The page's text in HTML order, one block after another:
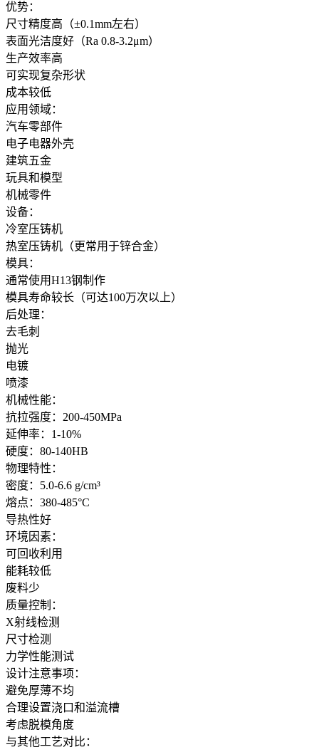
优势：
尺寸精度高（±0.1mm左右）
表面光洁度好（Ra 0.8-3.2μm）
生产效率高
可实现复杂形状
成本较低
应用领域：
汽车零部件
电子电器外壳
建筑五金
玩具和模型
机械零件
设备：
冷室压铸机
热室压铸机（更常用于锌合金）
模具：
通常使用H13钢制作
模具寿命较长（可达100万次以上）
后处理：
去毛刺
抛光
电镀
喷漆
机械性能：
抗拉强度：200-450MPa
延伸率：1-10%
硬度：80-140HB
物理特性：
密度：5.0-6.6 g/cm³
熔点：380-485°C
导热性好
环境因素：
可回收利用
能耗较低
废料少
质量控制：
X射线检测
尺寸检测
力学性能测试
设计注意事项：
避免厚薄不均
合理设置浇口和溢流槽
考虑脱模角度
与其他工艺对比：